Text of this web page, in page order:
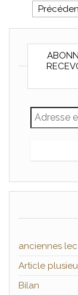
anciennes
Article
Bilan